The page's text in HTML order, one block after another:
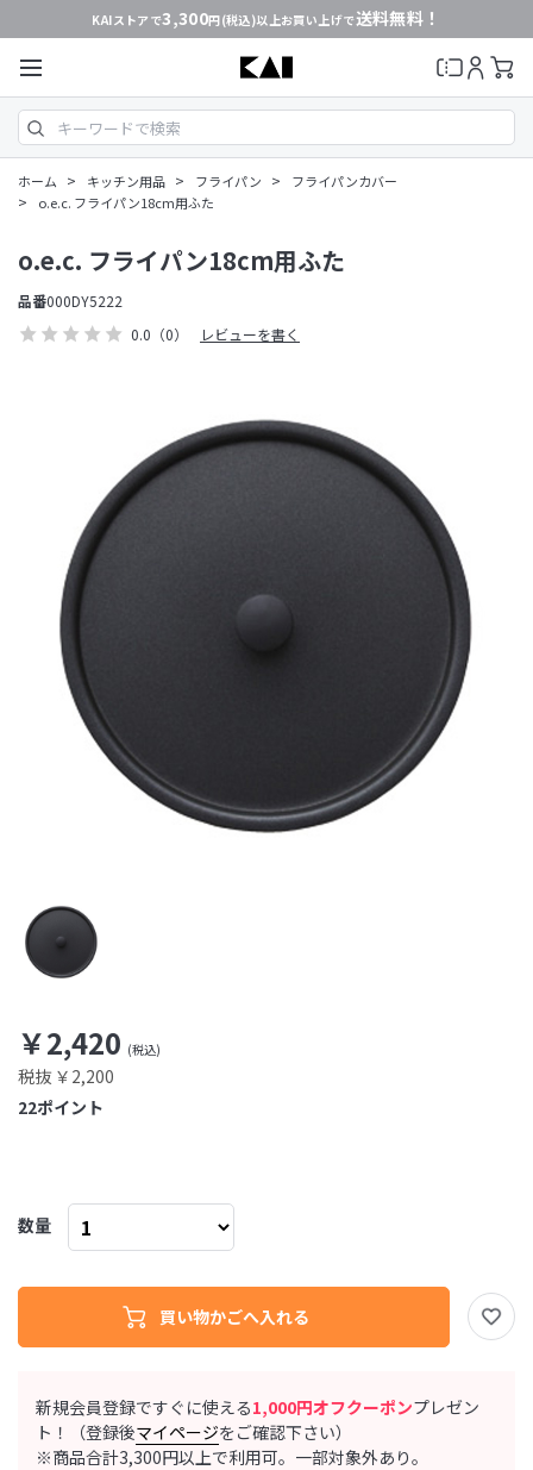
KAIストアで3,300円(税込)以上お買い上げで送料無料！
ホーム > キッチン用品 > フライパン > フライパンカバー
> o.e.c. フライパン18cm用ふた
0.0 （0） レビューを書く
新規会員登録ですぐに使える1,000円オフクーポンプレゼン
ト！（登録後マイページをご確認下さい）
※商品合計3,300円以上で利用可。一部対象外あり。
o.e.c. フライパン18cm用ふた
￥2,420
税抜 ￥2,200
品番000DY5222
ポイント
22
数量